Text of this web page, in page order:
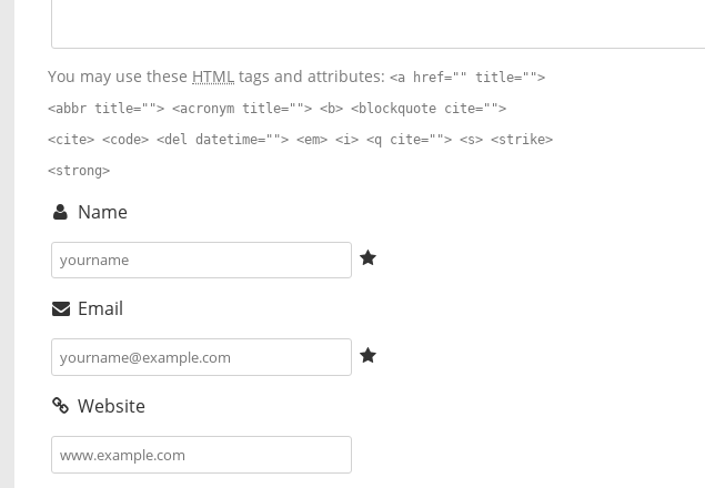
You may use these HTML tags and attributes:<a href="" title="">
<abbr title=""> <acronym title=""> <b> <blockquote cite="">
<cite> <code> <del datetime=""> <em> <i> <q cite=""> <s> <strike>
<strong>
Name
Email
Website